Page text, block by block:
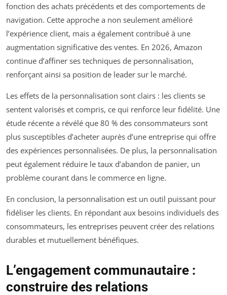
fonction des achats précédents et des comportements de
navigation. Cette approche a non seulement amélioré
l’expérience client, mais a également contribué à une
augmentation significative des ventes. En 2026, Amazon
continue d’affiner ses techniques de personnalisation,
renforçant ainsi sa position de leader sur le marché.
Les effets de la personnalisation sont clairs : les clients se
sentent valorisés et compris, ce qui renforce leur fidélité. Une
étude récente a révélé que 80 % des consommateurs sont
plus susceptibles d’acheter auprès d’une entreprise qui offre
des expériences personnalisées. De plus, la personnalisation
peut également réduire le taux d’abandon de panier, un
problème courant dans le commerce en ligne.
En conclusion, la personnalisation est un outil puissant pour
fidéliser les clients. En répondant aux besoins individuels des
consommateurs, les entreprises peuvent créer des relations
durables et mutuellement bénéfiques.
L’engagement communautaire :
construire des relations